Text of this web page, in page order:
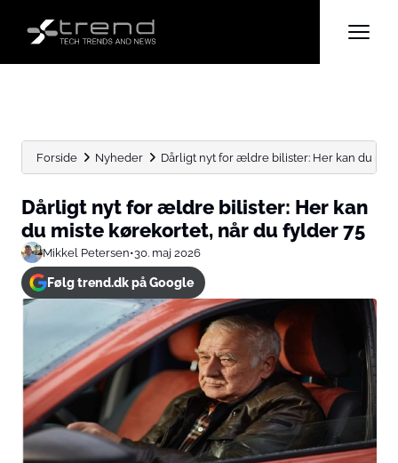
Forside Nyheder Dårligt nyt for ældre bilister: Her kan du
Dårligt nyt for ældre bilister: Her kan
du miste kørekortet, når du fylder 75
Mikkel Petersen•30. maj 2026
Følg trend.dk på Google